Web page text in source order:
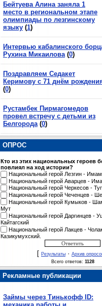
Бейтуева Алина заняла 1
место в региональном этапе
олимпиады по лезгинскому
языку (1)
Интервью кабалинского
Рухина Микаилова (0)
Поздравляем Седакет
Керимову с 71 днём
(0)
Рустамбек Пирмагомедов
провел встречу с детьми из
Белгорода (0)
ОПРОС
Кто из этих национальных героев
повлиял на ход истории?
Национальный герой Лезгин -
Национальный герой Аварцев -
Национальный герой Черкесов -
Национальный герой Чеченцев -
Национальный герой Кумыков -
Мут
Национальный герой Даргинцев -
Кайтагский
Национальный герой Лакцев -
Казикумухский.
[ Результаты · Архив
Всего ответов: 1128
Рекламные публикации
Займы через Тинькофф ID: